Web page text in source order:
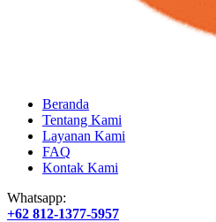
Beranda
Tentang Kami
Layanan Kami
FAQ
Kontak Kami
Whatsapp:
+62 812-1377-5957